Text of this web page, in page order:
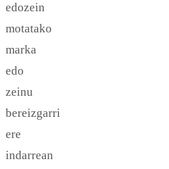
edozein
motatako
marka
edo
zeinu
bereizgarri
ere
indarrean